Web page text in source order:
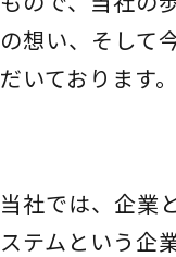
の想い、そして
だいております。
当社では、企業
ステムという企